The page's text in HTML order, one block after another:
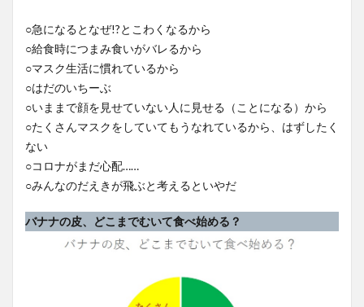
○急になるとなぜ!?とこわくなるから
○給食時につまみ食いがバレるから
○マスク生活に慣れているから
○はだのいちーぶ
○いままで顔を見せていない人に見せる（ことになる）から
○たくさんマスクをしていてもうなれているから、はずしたく
ない
○コロナがまだ心配……
○みんなのだえきが飛ぶと考えるといやだ
バナナの皮、どこまでむいて食べ始める？